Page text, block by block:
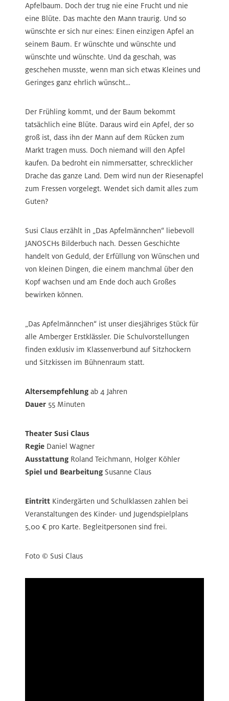
Apfelbaum. Doch der trug nie eine Frucht und nie
eine Blüte. Das machte den Mann traurig. Und so
wünschte er sich nur eines: Einen einzigen Apfel an
seinem Baum. Er wünschte und wünschte und
wünschte und wünschte. Und da geschah, was
geschehen musste, wenn man sich etwas Kleines und
Geringes ganz ehrlich wünscht…
Der Frühling kommt, und der Baum bekommt
tatsächlich eine Blüte. Daraus wird ein Apfel, der so
groß ist, dass ihn der Mann auf dem Rücken zum
Markt tragen muss. Doch niemand will den Apfel
kaufen. Da bedroht ein nimmersatter, schrecklicher
Drache das ganze Land. Dem wird nun der Riesenapfel
zum Fressen vorgelegt. Wendet sich damit alles zum
Guten?
Susi Claus erzählt in „Das Apfelmännchen“ liebevoll
JANOSCHs Bilderbuch nach. Dessen Geschichte
handelt von Geduld, der Erfüllung von Wünschen und
von kleinen Dingen, die einem manchmal über den
Kopf wachsen und am Ende doch auch Großes
bewirken können.
„Das Apfelmännchen“ ist unser diesjähriges Stück für
alle Amberger Erstklässler. Die Schulvorstellungen
finden exklusiv im Klassenverbund auf Sitzhockern
und Sitzkissen im Bühnenraum statt.
Altersempfehlung ab 4 Jahren
Dauer55 Minuten
Theater Susi Claus
RegieDaniel Wagner
AusstattungRoland Teichmann, Holger Köhler
Spiel und BearbeitungSusanne Claus
Eintritt Kindergärten und Schulklassen zahlen bei
Veranstaltungen des Kinder- und Jugendspielplans
5,00 € pro Karte. Begleitpersonen sind frei.
Foto © Susi Claus